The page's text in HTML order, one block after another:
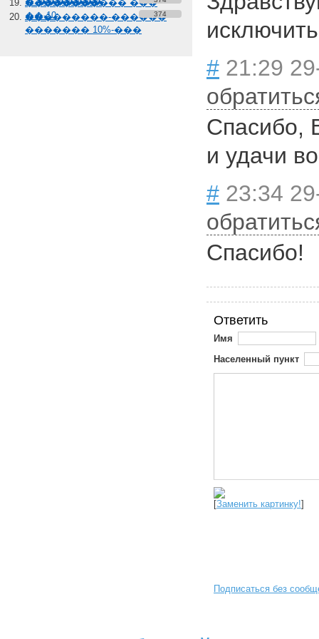
����������� ���
��-10
���������-������
������� 10%-���
374
# 21:29
Спасибо,
и удачи
# 23:34
Спасибо!
Ответить
Имя
Населенный пункт
[Заменить картинку!]
Подписаться без